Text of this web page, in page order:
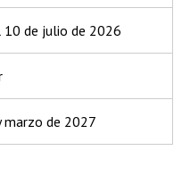
10 de julio de 2026
marzo de 2027